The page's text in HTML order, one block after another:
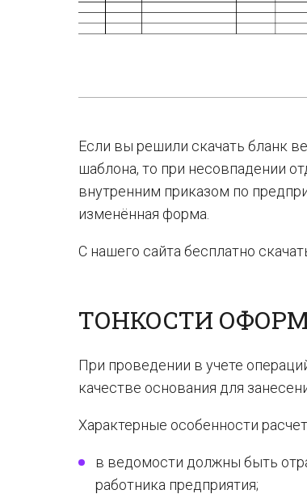
Если вы решили скачать бланк
шаблона, то при несовпадении
внутренним приказом по
изменённая форма.
С нашего сайта бесплатно
ТОНКОСТИ
При проведении в учете
качестве основания для
Характерные особенности
в ведомости должны быть
работника предприятия;